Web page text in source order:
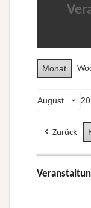
Monat
Monat
Jahr
Zurück